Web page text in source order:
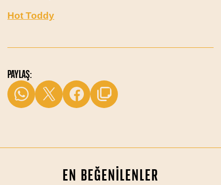
Hot Toddy
PAYLAŞ:
EN BEĞENİLENLER